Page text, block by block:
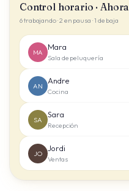
Control horario · Ahora
6 trabajando · 2 en pausa · 1 de baja
MA
Mara
Sala de peluquería
AN
Andre
Cocina
SA
Sara
Recepción
JO
Jordi
Ventas